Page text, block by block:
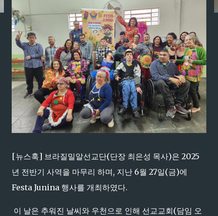
[뉴스훅] 브라질밀알선교단(단장 최은성 목사)은 2025
년 전반기 사역을 마무리 하며, 지난 6월 27일(금)에
Festa Junina 행사를 개최하였다.
이 날은 추워진 날씨와 우천으로 인해 선교교회(담임 오